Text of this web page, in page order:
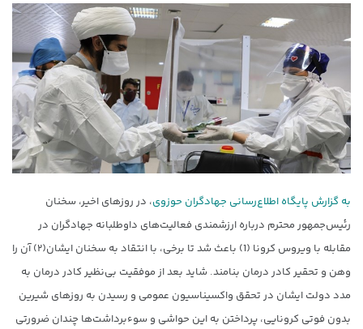
به گزارش پایگاه اطلاع‌‌رسانی جهادگران حوزوی، در روزهای اخیر، سخنان
رئیس‌جمهور محترم درباره ارزشمندی فعالیت‌های داوطلبانه جهادگران در
مقابله با ویروس کرونا (1) باعث شد تا برخی، با انتقاد به سخنان ایشان(۲) آن را
وهن و تحقیر کادر درمان بنامند. شاید بعد از موفقیت بی‌نظیر کادر درمان به
مدد دولت ایشان در تحقق واکسیناسیون عمومی و رسیدن به روزهای شیرین
بدون فوتی کرونایی، پرداختن به این حواشی و سوءبرداشت‌ها چندان ضرورتی